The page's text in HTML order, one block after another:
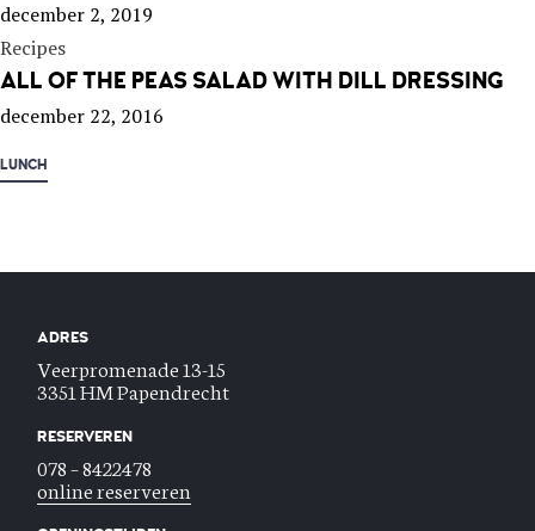
december 2, 2019
Recipes
ALL OF THE PEAS SALAD WITH DILL DRESSING
december 22, 2016
LUNCH
ADRES
Veerpromenade 13-15
3351 HM Papendrecht
RESERVEREN
078 – 8422478
online reserveren